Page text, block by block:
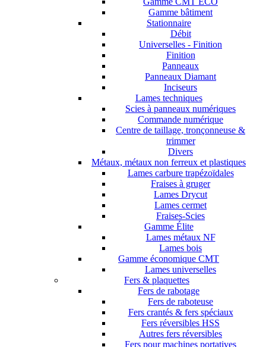
Gamme bâtiment
Stationnaire
Débit
Universelles - Finition
Finition
Panneaux
Panneaux Diamant
Inciseurs
Lames techniques
Scies à panneaux numériques
Commande numérique
Centre de taillage, tronçonneuse &
trimmer
Divers
Métaux, métaux non ferreux et plastiques
Lames carbure trapézoïdales
Fraises à gruger
Lames Drycut
Lames cermet
Fraises-Scies
Gamme Élite
Lames métaux NF
Lames bois
Gamme économique CMT
Lames universelles
Fers & plaquettes
Fers de rabotage
Fers de raboteuse
Fers crantés & fers spéciaux
Fers réversibles HSS
Autres fers réversibles
Fers pour machines portatives